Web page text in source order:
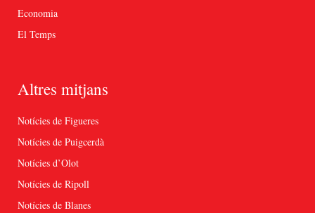
Economia
El Temps
Altres mitjans
Notícies de Figueres
Notícies de Puigcerdà
Notícies d’Olot
Notícies de Ripoll
Notícies de Blanes